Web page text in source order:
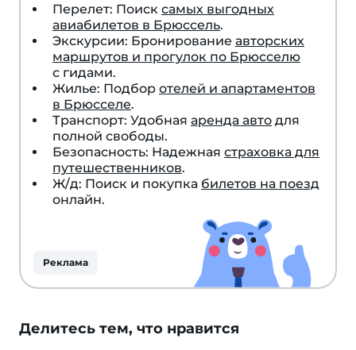
Перелет: Поиск самых выгодных
авиабилетов в Брюссель.
Экскурсии: Бронирование авторских
маршрутов и прогулок по Брюсселю
с гидами.
Жилье: Подбор отелей и апартаментов
в Брюсселе.
Транспорт: Удобная аренда авто для
полной свободы.
Безопасность: Надежная страховка для
путешественников.
Ж/д: Поиск и покупка билетов на поезд
онлайн.
Реклама
Делитесь тем, что нравится